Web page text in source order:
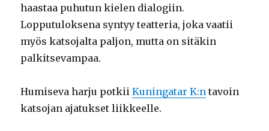
haastaa puhutun kielen dialogiin.
Lopputuloksena syntyy teatteria, joka vaatii
myös katsojalta paljon, mutta on sitäkin
palkitsevampaa.
Humiseva harju potkiiKuningatar K:n tavoin
katsojan ajatukset liikkeelle.